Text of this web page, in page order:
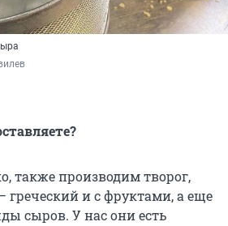
также производим творог,
греческий и с фруктами, а еще
сыров. У нас они есть